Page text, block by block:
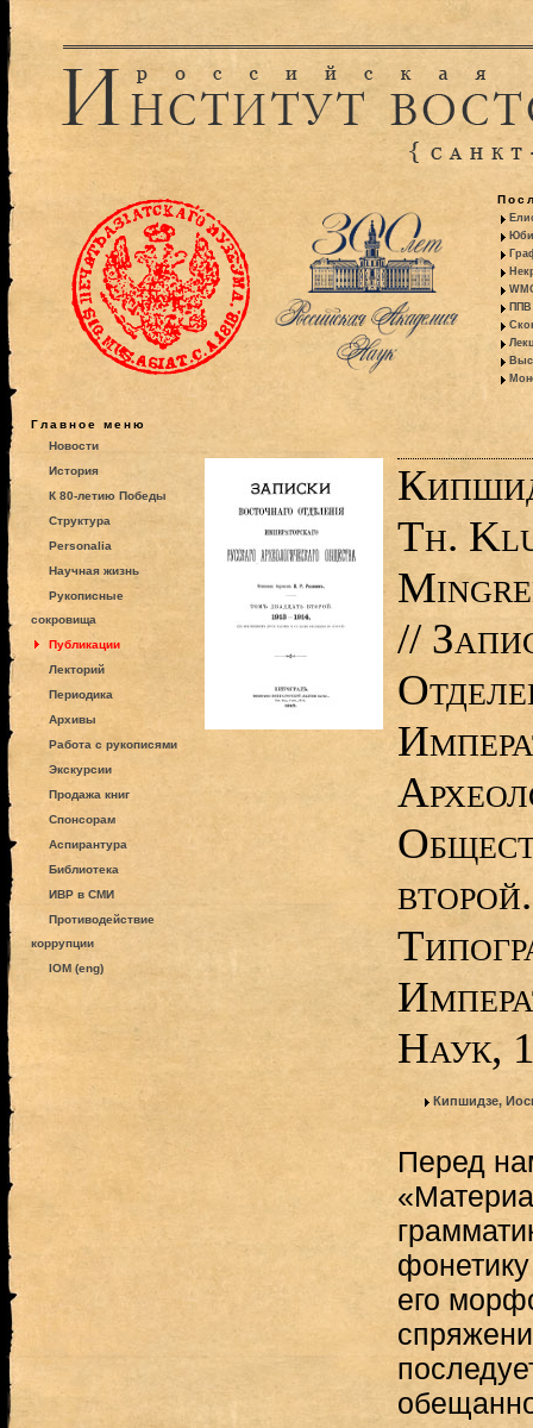
ППВ
Главное меню
Новости
История
К 80-летию Победы
Структура
Personalia
Научная жизнь
Рукописные
сокровища
Публикации
Лекторий
Периодика
Архивы
Работа с рукописями
Экскурсии
Продажа книг
Спонсорам
Аспирантура
Библиотека
ИВР в СМИ
Противодействие
коррупции
IOM (eng)
Th.
//
Наук,
Кипшидзе,
Перед
его